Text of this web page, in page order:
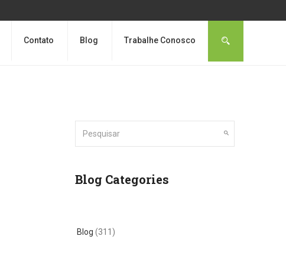
Contato Blog Trabalhe Conosco
Blog Categories
Blog (311)